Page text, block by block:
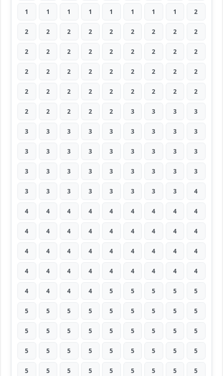
1 1 1 1 1 1 1 1 2
2 2 2 2 2 2 2 2 2
2 2 2 2 2 2 2 2 2
2 2 2 2 2 2 2 2 2
2 2 2 2 2 2 2 2 2
2 2 2 2 2 3 3 3 3
3 3 3 3 3 3 3 3 3
3 3 3 3 3 3 3 3 3
3 3 3 3 3 3 3 3 3
3 3 3 3 3 3 3 3 4
4 4 4 4 4 4 4 4 4
4 4 4 4 4 4 4 4 4
4 4 4 4 4 4 4 4 4
4 4 4 4 4 4 4 4 4
4 4 4 4 5 5 5 5 5
5 5 5 5 5 5 5 5 5
5 5 5 5 5 5 5 5 5
5 5 5 5 5 5 5 5 5
5 5 5 5 5 5 5 5 5